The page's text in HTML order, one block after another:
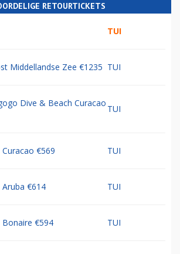
RETOURTICKETS
TUI
Middellandse Zee €1235 TUI
Dive & Beach Curacao
TUI
€569 TUI
€614 TUI
€594 TUI